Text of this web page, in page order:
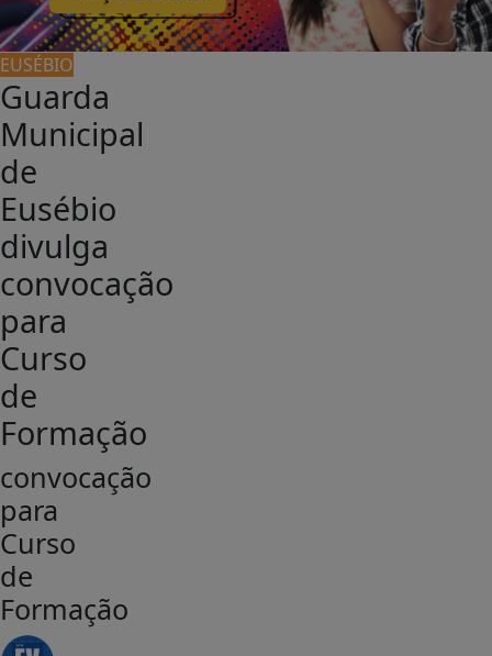
EUSÉBIO
Guarda
Municipal
de
Eusébio
divulga
convocação
para
Curso
de
Formação
convocação
para
Curso
de
Formação